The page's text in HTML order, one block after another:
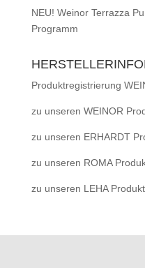
NEU! Weinor Terrazza
Programm
Produktregistrierung
zu unseren WEINOR
zu unseren ERHARDT
zu unseren ROMA
zu unseren LEHA